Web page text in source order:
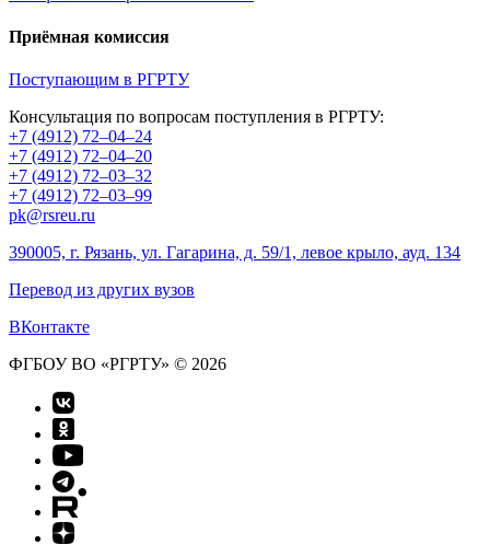
Приёмная комиссия
Поступающим в РГРТУ
Консультация по вопросам поступления в РГРТУ:
+7 (4912) 72–04–24
+7 (4912) 72–04–20
+7 (4912) 72–03–32
+7 (4912) 72–03–99
pk@rsreu.ru
390005, г. Рязань, ул. Гагарина, д. 59/1, левое крыло, ауд. 134
Перевод из других вузов
ВКонтакте
ФГБОУ ВО «РГРТУ» © 2026